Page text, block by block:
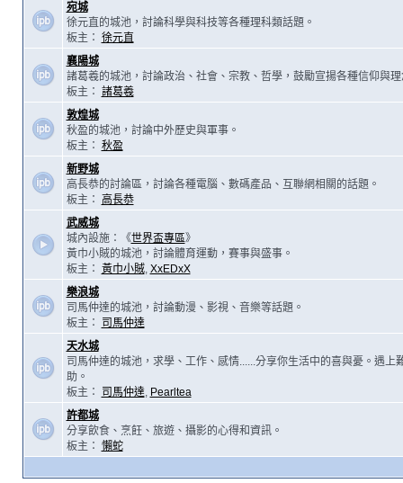
宛城
徐元直的城池，討論科學與科技等各種理科類話題。
板主： 徐元直
襄陽城
諸葛羲的城池，討論政治、社會、宗教、哲學，鼓勵宣揚各種信仰與理
板主： 諸葛羲
敦煌城
秋盈的城池，討論中外歷史與軍事。
板主： 秋盈
新野城
高長恭的討論區，討論各種電腦、數碼產品、互聯網相關的話題。
板主：
高長恭
武威城
城內設施：《世界盃專區》
黃巾小賊的城池，討論體育運動，賽事與盛事。
板主： 黃巾小賊, XxEDxX
樂浪城
司馬仲達的城池，討論動漫、影視、音樂等話題。
板主：
司馬仲達
天水城
司馬仲達的城池，求學、工作、感情......分享你生活中的喜與憂。遇上
助。
板主：
司馬仲達, Pearltea
許都城
分享飲食、烹飪、旅遊、攝影的心得和資訊。
板主： 懶蛇